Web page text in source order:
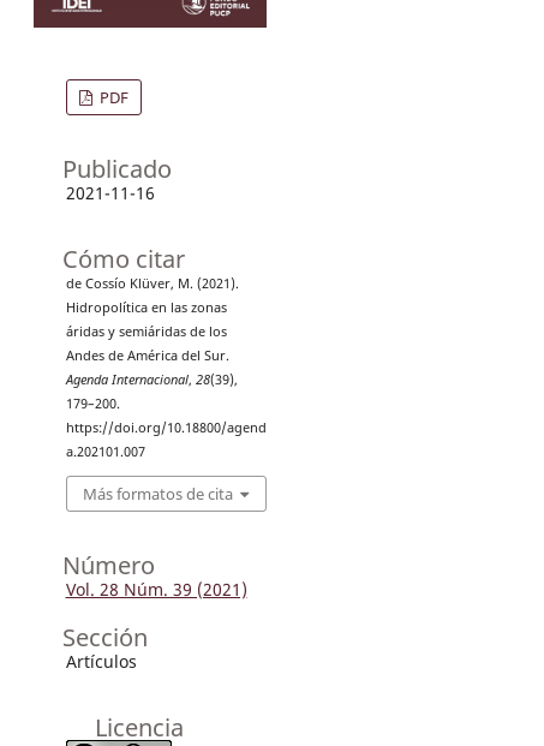
PDF
Publicado
2021-11-16
Cómo citar
de Cossío Klüver, M. (2021).
Hidropolítica en las zonas
áridas y semiáridas de los
Andes de América del Sur.
Agenda Internacional, 28(39),
179–200.
https://doi.org/10.18800/agend
a.202101.007
Más formatos de cita
Número
Vol. 28 Núm. 39 (2021)
Sección
Artículos
Licencia